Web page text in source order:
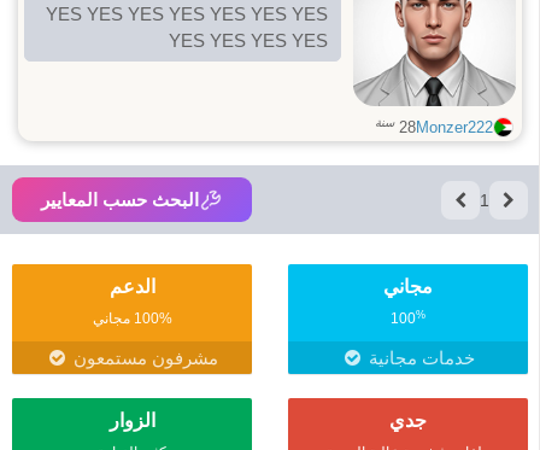
YES YES YES YES YES YES YES
YES YES YES YES
Monzer222
28 سنة
1 البحث حسب المعايير
مجاني
100%
خدمات مجانية
الدعم
100% مجاني
مشرفون مستمعون
جدي الزوار